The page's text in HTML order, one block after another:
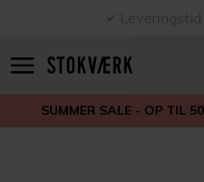
SUMMER SALE - OP TIL